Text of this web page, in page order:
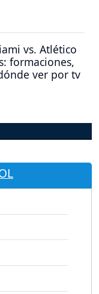
vs. Atlético
formaciones,
ver por tv